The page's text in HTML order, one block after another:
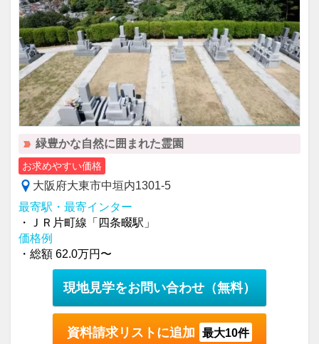
緑豊かな自然に囲まれた霊園
お求めやすい価格
大阪府大東市中垣内1301-5
最寄駅・最寄インター
・ＪＲ片町線「四条畷駅」
価格例
・総額 62.0万円〜
現地見学をお問い合わせ （無料）
資料請求リストに追加 最大10件